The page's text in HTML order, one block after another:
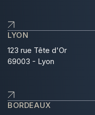
LYON
123 rue Tête d'Or
69003 - Lyon
BORDEAUX